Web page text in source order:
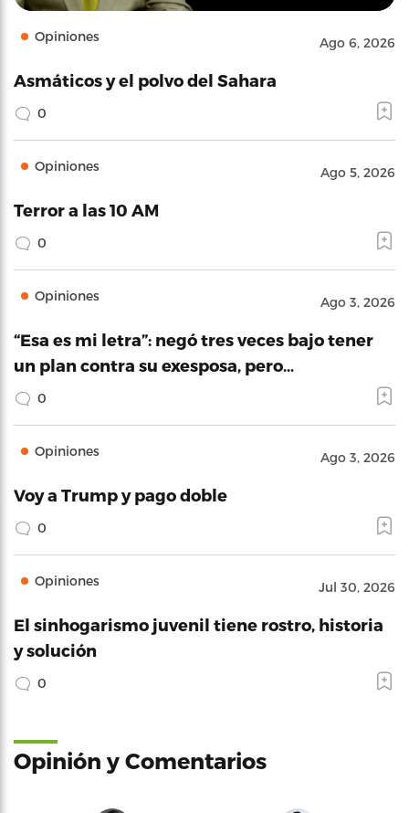
Opiniones Ago 6, 2026
Asmáticos y el polvo del Sahara
0
Opiniones Ago 5, 2026
Terror a las 10 AM
0
Opiniones Ago 3, 2026
“Esa es mi letra”: negó tres veces bajo tener
un plan contra su exesposa, pero…
0
Opiniones Ago 3, 2026
Voy a Trump y pago doble
0
Opiniones Jul 30, 2026
El sinhogarismo juvenil tiene rostro, historia
y solución
0
Opinión y Comentarios